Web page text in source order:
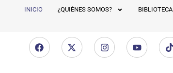
INICIO ¿QUIÉNES SOMOS? BIBLIOTECA